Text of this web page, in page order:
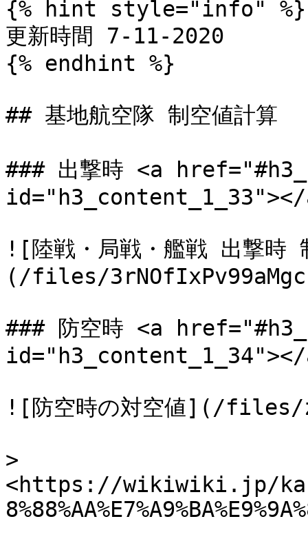
{% hint style="info" %}
更新時間 7-11-2020
{% endhint %}
## 基地航空隊 制空値計算
### 出撃時 <a
id="h3_content_1_33"></
![陸戦・局戦・艦戦 出撃時
(/files/
### 防空時 <a
id="h3_content_1_34"></
![防空時の対空値](/files/
>
<https://wikiwiki.jp/